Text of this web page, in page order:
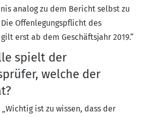
analog zu dem Bericht selbst zu
Offenlegungspflicht des
erst ab dem Geschäftsjahr 2019.“
spielt der
welche der
ist zu wissen, dass der